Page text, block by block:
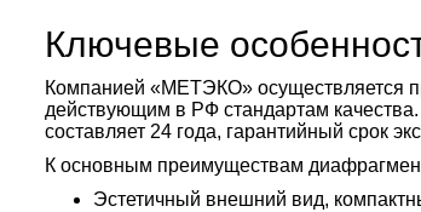
Ключевые
Компанией «МЕТЭКО» осуществляется
действующим в РФ стандартам
составляет 24 года, гарантийный срок
К основным преимуществам
Эстетичный внешний вид,